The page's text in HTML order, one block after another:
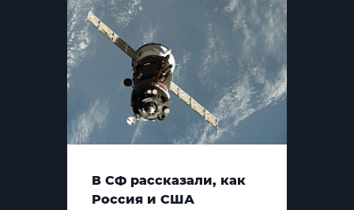
В СФ рассказали, как
Россия и США